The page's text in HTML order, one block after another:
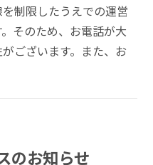
制限したうえでの運営
そのため、お電話が大
ございます。また、お
のお知らせ